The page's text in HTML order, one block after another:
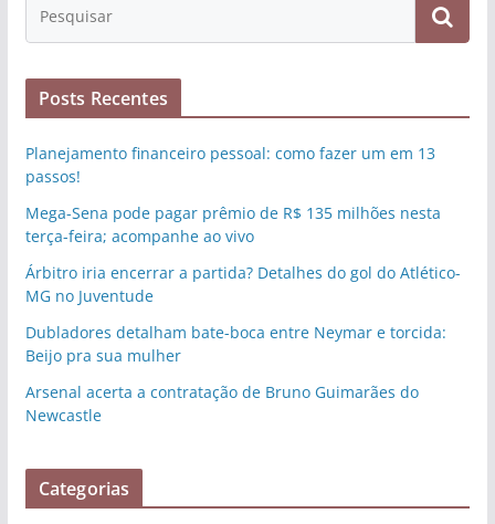
Posts Recentes
Planejamento financeiro pessoal: como fazer um em 13
passos!
Mega-Sena pode pagar prêmio de R$ 135 milhões nesta
terça-feira; acompanhe ao vivo
Árbitro iria encerrar a partida? Detalhes do gol do Atlético-
MG no Juventude
Dubladores detalham bate-boca entre Neymar e torcida:
Beijo pra sua mulher
Arsenal acerta a contratação de Bruno Guimarães do
Newcastle
Categorias